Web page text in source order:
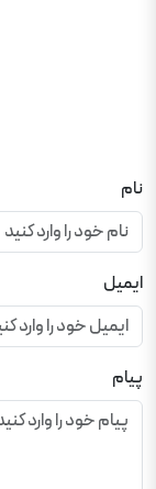
نام
ایمیل
پیام